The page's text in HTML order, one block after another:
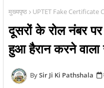
मुख्यपृष्ठ UPTET Fake Certificate
दूसरों के रोल नंबर
हुआ हैरान करने
Sir Ji Ki Pathshala